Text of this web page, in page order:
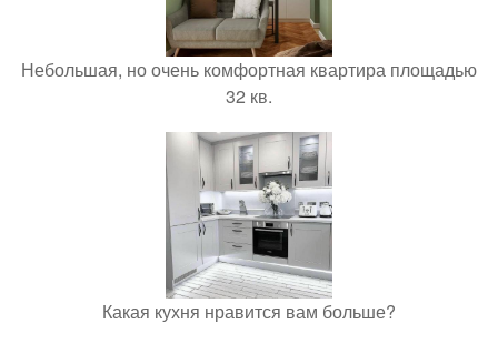
Небольшая, но очень комфортная квартира площадью
32 кв.
Какая кухня нравится вам больше?